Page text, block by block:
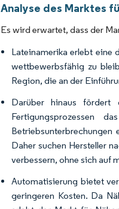
Analyse des Marktes
Es wird erwartet, dass der
Lateinamerika erlebt eine
wettbewerbsfähig zu
Region, die an der
Darüber hinaus fördert
Fertigungsprozessen
Daher suchen Hersteller
verbessern, ohne sich auf
Automatisierung bietet
geringeren Kosten. Da